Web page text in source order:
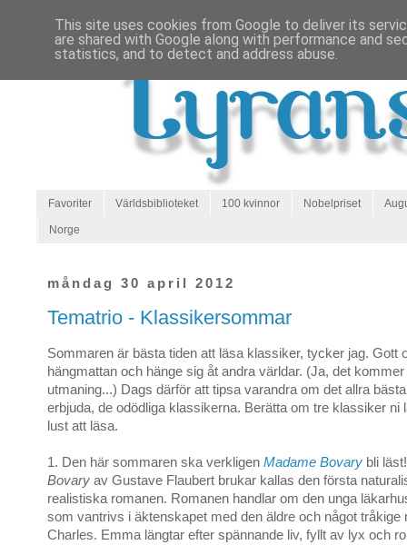
Favoriter Världsbiblioteket 100 kvinnor Nobelpriset
Norge
måndag 30 april 2012
Tematrio - Klassikersommar
Sommaren är bästa tiden att läsa klassiker, tycker jag. Gott
hängmattan och hänge sig åt andra världar. (Ja, det
utmaning...) Dags därför att tipsa varandra om det allra
erbjuda, de odödliga klassikerna. Berätta om tre klassiker ni
lust att läsa.
1. Den här sommaren ska verkligen Madame Bovary bli
Bovary av Gustave Flaubert brukar kallas den första
realistiska romanen. Romanen handlar om den unga
som vantrivs i äktenskapet med den äldre och något tråkige
Charles. Emma längtar efter spännande liv, fyllt av lyx och
This site uses cookies from Google to deliver its
are shared with Google along with performance and
statistics, and to detect and address abuse.